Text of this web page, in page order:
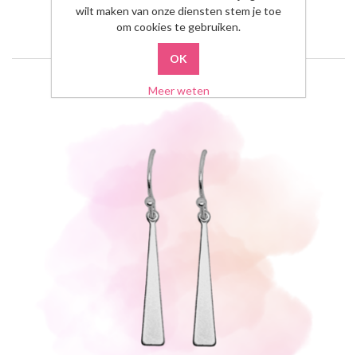
wilt maken van onze diensten stem je toe
om cookies te gebruiken.
Meer weten